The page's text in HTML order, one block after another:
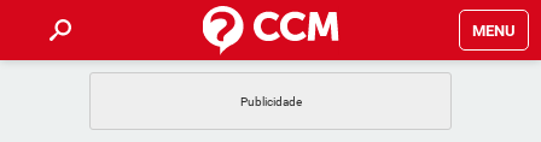
MENU